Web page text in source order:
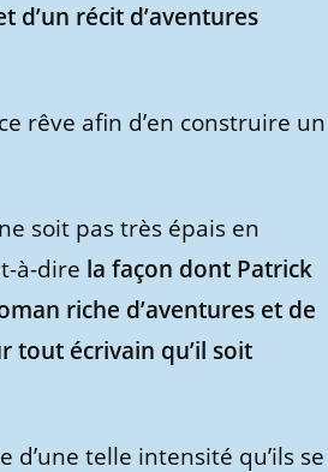
d’un récit d’aventures
rêve afin d’en construire un
soit pas très épais en
à-dire la façon dont Patrick
riche d’aventures et de
tout écrivain qu’il soit
d’une telle intensité qu’ils se